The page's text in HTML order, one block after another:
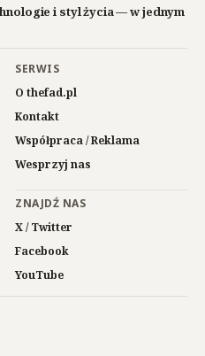
i styl życia — w jednym
SERWIS
O thefad.pl
Kontakt
Współpraca / Reklama
Wesprzyj nas
ZNAJDŹ NAS
X / Twitter
Facebook
YouTube